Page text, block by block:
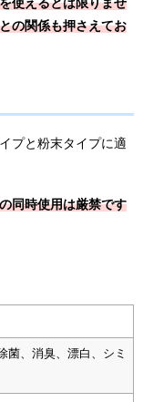
の関係も押さえてお
プと粉末タイプに適
同時使用は厳禁です
菌、消臭、漂白、シミ